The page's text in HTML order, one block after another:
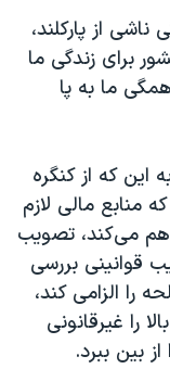
از پارکلند،
برای زندگی ما
ما به پا
این که از کنگره
منابع مالی لازم
می‌کند، تصویب
قوانینی بررسی
را الزامی کند،
را غیرقانونی
بین ببرد.